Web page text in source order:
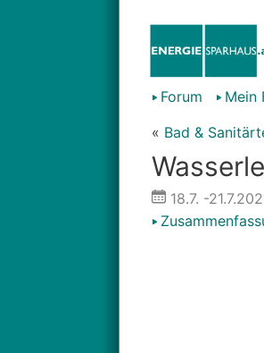
Forum Mein
« Bad &
18.7. -